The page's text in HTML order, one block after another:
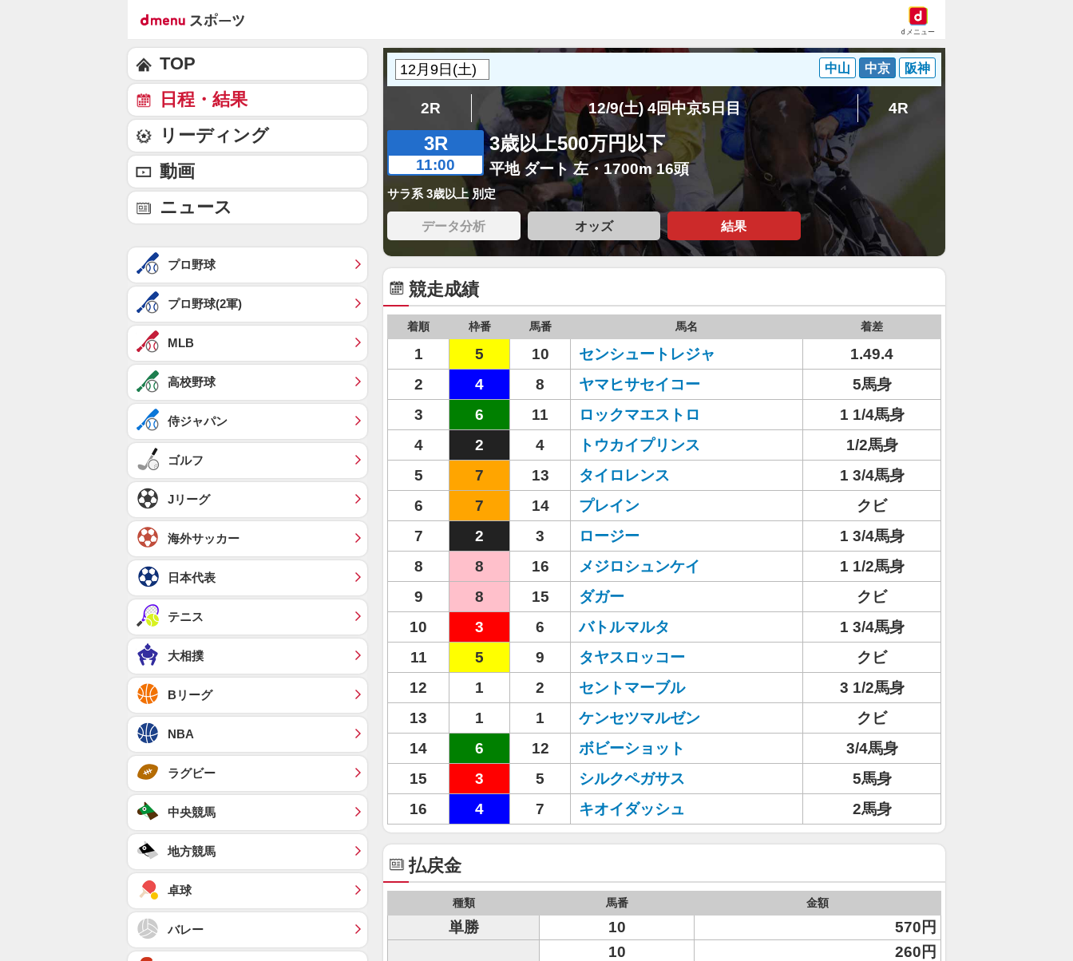
dメニュー
中山 中京 阪神
2R 12/9(土) 4回中京5日目 4R
3R
11:00
3歳以上500万円以下
平地 ダート 左・1700m 16頭
サラ系 3歳以上 別定
データ分析 オッズ 結果
競走成績
着順 枠番 馬番 馬名 着差
1 5 10 センシュートレジャ
1.49.4
2
4 8 ヤマヒサセイコー
5馬身
3
6 11 ロックマエストロ
1 1/4馬身
4
2 4 トウカイプリンス
1/2馬身
5
7 13 タイロレンス
1 3/4馬身
6
7 14 プレイン
クビ
7
2 3 ロージー
1 3/4馬身
8
8 16 メジロシュンケイ
1 1/2馬身
9
8 15 ダガー
クビ
10
3 6 バトルマルタ
1 3/4馬身
11
5 9 タヤスロッコー
クビ
12
1 2 セントマーブル
3 1/2馬身
13
1 1 ケンセツマルゼン
クビ
14
6 12 ボビーショット
3/4馬身
15
3 5 シルクペガサス
5馬身
16
4 7 キオイダッシュ 2馬身
払戻金
種類 馬番 金額
単勝 10 570円
10
260円
TOP
日程・結果
リーディング
動画
ニュース
プロ野球
プロ野球(2軍)
MLB
高校野球
侍ジャパン
ゴルフ
Jリーグ
海外サッカー
日本代表
テニス
大相撲
Bリーグ
NBA
ラグビー
中央競馬
地方競馬
卓球
バレー